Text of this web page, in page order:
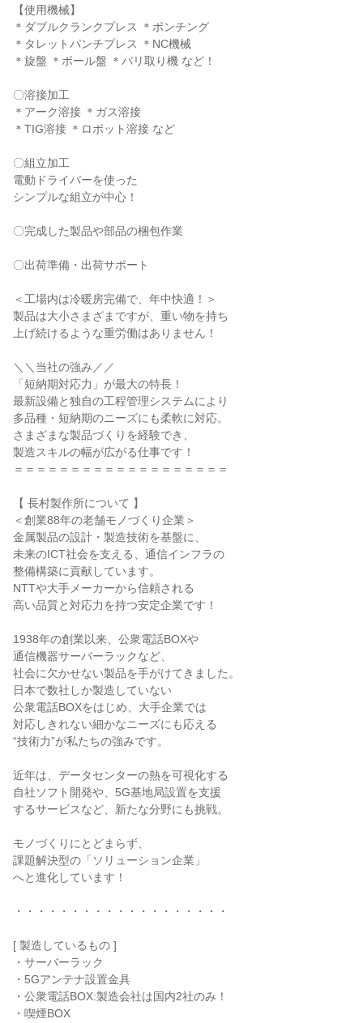
【使用機械】
＊ダブルクランクプレス ＊ポンチング
＊タレットパンチプレス ＊NC機械
＊旋盤 ＊ボール盤 ＊バリ取り機 など！
〇溶接加工
＊アーク溶接 ＊ガス溶接
＊TIG溶接 ＊ロボット溶接 など
〇組立加工
電動ドライバーを使った
シンプルな組立が中心！
〇完成した製品や部品の梱包作業
〇出荷準備・出荷サポート
＜工場内は冷暖房完備で、年中快適！＞
製品は大小さまざまですが、重い物を持ち
上げ続けるような重労働はありません！
＼＼当社の強み／／
「短納期対応力」が最大の特長！
最新設備と独自の工程管理システムにより
多品種・短納期のニーズにも柔軟に対応。
さまざまな製品づくりを経験でき、
製造スキルの幅が広がる仕事です！
＝＝＝＝＝＝＝＝＝＝＝＝＝＝＝＝＝＝＝
【 長村製作所について 】
＜創業88年の老舗モノづくり企業＞
金属製品の設計・製造技術を基盤に、
未来のICT社会を支える、通信インフラの
整備構築に貢献しています。
NTTや大手メーカーから信頼される
高い品質と対応力を持つ安定企業です！
1938年の創業以来、公衆電話BOXや
通信機器サーバーラックなど、
社会に欠かせない製品を手がけてきました。
日本で数社しか製造していない
公衆電話BOXをはじめ、大手企業では
対応しきれない細かなニーズにも応える
“技術力”が私たちの強みです。
近年は、データセンターの熱を可視化する
自社ソフト開発や、5G基地局設置を支援
するサービスなど、新たな分野にも挑戦。
モノづくりにとどまらず、
課題解決型の「ソリューション企業」
へと進化しています！
・・・・・・・・・・・・・・・・・・・
[ 製造しているもの ]
・サーバーラック
・5Gアンテナ設置金具
・公衆電話BOX:製造会社は国内2社のみ！
・喫煙BOX